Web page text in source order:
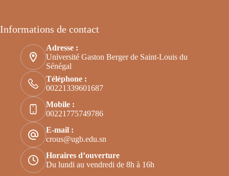
Informations de contact
Adresse :
Université Gaston Berger de Saint-Louis du
Sénégal
Téléphone :
00221339601687
Mobile :
00221775749786
E-mail :
crous@ugb.edu.sn
Horaires d’ouverture
Du lundi au vendredi de 8h à 16h